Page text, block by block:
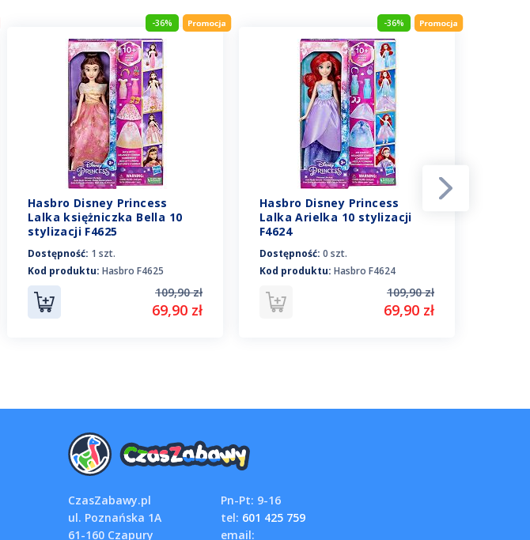
-36%
Hasbro Disney Princess
Lalka księżniczka Bella 10
stylizacji F4625
Dostępność: 1 szt.
Kod produktu: Hasbro F4625
109,90 zł
69,90 zł
-36%
Hasbro Disney Princess
Lalka Arielka 10 stylizacji
F4624
Dostępność: 0 szt.
Kod produktu: Hasbro F4624
109,90 zł
69,90 zł
CzasZabawy.pl
ul. Poznańska 1A
61-160 Czapury
Pn-Pt: 9-16
tel: 601 425 759
email: